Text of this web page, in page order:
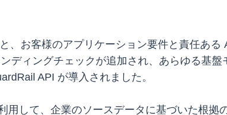
、お客様のアプリケーション要件と責任あ
ディングチェックが追加され、あらゆる基
API が導入されました。
用して、企業のソースデータに基づいた根